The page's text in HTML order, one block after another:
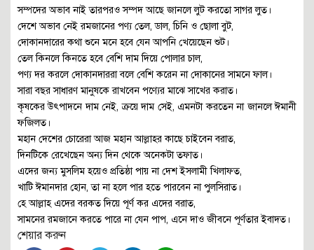
সম্পদের অভাব নাই তারপরও সম্পদ আছে জানলে লুট করতো সাগর লুত।
দেশে অভাব নেই রমজানের পণ্য তেল, ডাল, চিনি ও ছোলা বুট,
দোকানদারের কথা শুনে মনে হবে যেন আপনি খেয়েছেন শুট।
তেল কিনলে কিনতে হবে বেশি দাম দিয়ে পোলার চাল,
পণ্য দর করলে দোকানদাররা বলে বেশি করেন না দোকানের সামনে ফাল।
সারা বছর সাধারণ মানুষকে রাখবেন পণ্যের মাঝে সাখের করাত।
কৃষকের উৎপাদনে দাম নেই, ক্রয়ে দাম সেই, এমনটা করতেন না জানলে ঈমানী
ফজিলত।
মহান দেশের চোরেরা আজ মহান আল্লাহর কাছে চাইবেন বরাত,
দিনটিকে রেখেছেন অন্য দিন থেকে অনেকটা তফাত।
এদের জন্য মুসলিম হয়েও প্রতিষ্ঠা পায় না দেশ ইসলামী খিলাফত,
খাটি ঈমানদার হোন, তা না হলে পার হতে পারবেন না পুলসিরাত।
হে আল্লাহ এদের বরকত দিয়ে পূর্ণ কর এদের বরাত,
সামনের রমজানে করতে পারে না যেন পাপ, এনে দাও জীবনে পূর্ণতার ইবাদত।
শেয়ার করুন